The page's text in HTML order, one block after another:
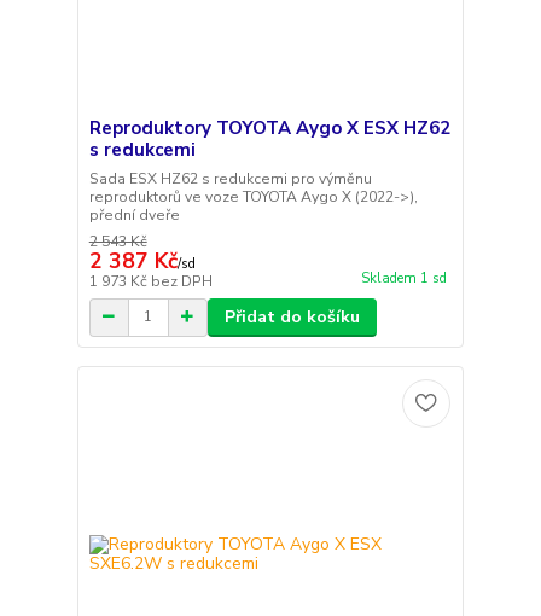
Reproduktory TOYOTA Aygo X ESX HZ62
s redukcemi
Sada ESX HZ62 s redukcemi pro výměnu
reproduktorů ve voze TOYOTA Aygo X (2022->),
přední dveře
2 543 Kč
2 387 Kč/sd
1 973 Kč bez DPH Skladem 1 sd
Přidat do košíku